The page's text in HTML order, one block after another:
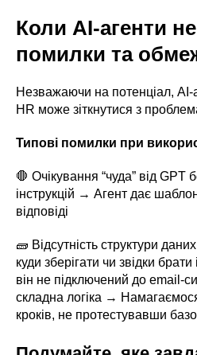
Коли AI-агенти
помилки та
Незважаючи на потенціал, АІ-
HR може зіткнутися з
Типові помилки при
🛑 Очікування “чуда” від GPT
інструкцій → Агент дає
відповіді
🧱 Відсутність структури
куди зберігати чи звідки
він не підключений до email-
складна логіка →
кроків, не протестувавши